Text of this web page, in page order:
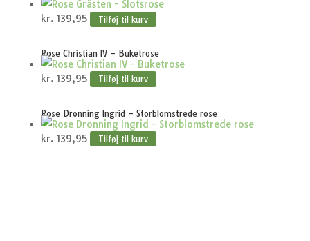
kr. 139,95 Tilføj til kurv
Rose Christian IV – Buketrose
kr. 139,95 Tilføj til kurv
Rose Dronning Ingrid – Storblomstrede rose
kr. 139,95 Tilføj til kurv